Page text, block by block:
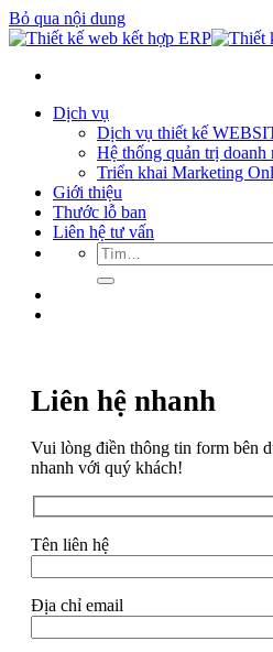
Bỏ qua nội dung
Dịch vụ
Dịch vụ thiết kế
Hệ thống quản trị doanh
Triển khai Marketing
Giới thiệu
Thước lỗ ban
Liên hệ tư vấn
Liên hệ nhanh
Vui lòng điền thông tin form bên
nhanh với quý khách!
Tên liên hệ
Địa chỉ email